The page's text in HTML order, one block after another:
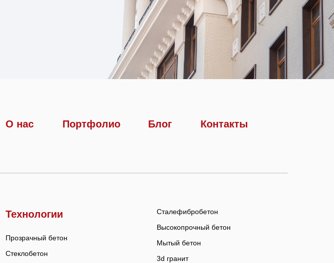
Контакты
Блог
Портфолио
О нас
Технологии
Прозрачный бетон
Стеклобетон
Сталефибробетон
Высокопрочный бетон
Мытый бетон
3d гранит